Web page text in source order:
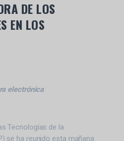
DE LOS
EN LOS
electrónica
Tecnologías de la
se ha reunido esta mañana